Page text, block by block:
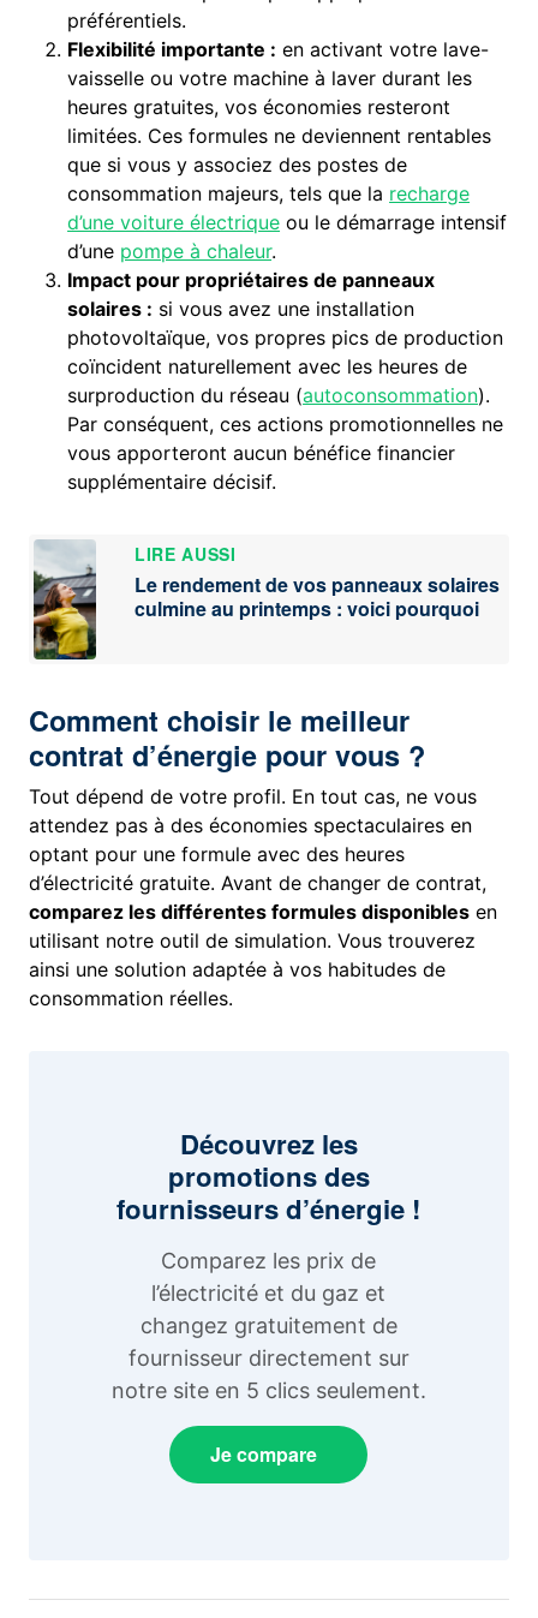
préférentiels.
Flexibilité importante : en activant votre lave-
vaisselle ou votre machine à laver durant les
heures gratuites, vos économies resteront
limitées. Ces formules ne deviennent rentables
que si vous y associez des postes de
consommation majeurs, tels que la recharge
d’une voiture électrique ou le démarrage intensif
d’une pompe à chaleur.
Impact pour propriétaires de panneaux
solaires : si vous avez une installation
photovoltaïque, vos propres pics de production
coïncident naturellement avec les heures de
surproduction du réseau (autoconsommation).
Par conséquent, ces actions promotionnelles ne
vous apporteront aucun bénéfice financier
supplémentaire décisif.
LIRE AUSSI
Le rendement de vos panneaux solaires
culmine au printemps : voici pourquoi
Comment choisir le meilleur
contrat d’énergie pour vous ?
Tout dépend de votre profil. En tout cas, ne vous
attendez pas à des économies spectaculaires en
optant pour une formule avec des heures
d’électricité gratuite. Avant de changer de contrat,
comparez les différentes formules disponibles en
utilisant notre outil de simulation. Vous trouverez
ainsi une solution adaptée à vos habitudes de
consommation réelles.
Découvrez les
promotions des
fournisseurs d’énergie !
Comparez les prix de
l’électricité et du gaz et
changez gratuitement de
fournisseur directement sur
notre site en 5 clics seulement.
Je compare